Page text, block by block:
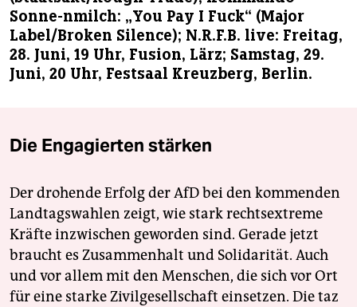
Sonne-nmilch: „You Pay I Fuck“ (Major
Label/Broken Silence); N.R.F.B. live: Freitag,
28. Juni, 19 Uhr, Fusion, Lärz; Samstag, 29.
Juni, 20 Uhr, Festsaal Kreuzberg, Berlin.
Die Engagierten stärken
Der drohende Erfolg der AfD bei den kommenden
Landtagswahlen zeigt, wie stark rechtsextreme
Kräfte inzwischen geworden sind. Gerade jetzt
braucht es Zusammenhalt und Solidarität. Auch
und vor allem mit den Menschen, die sich vor Ort
für eine starke Zivilgesellschaft einsetzen. Die taz